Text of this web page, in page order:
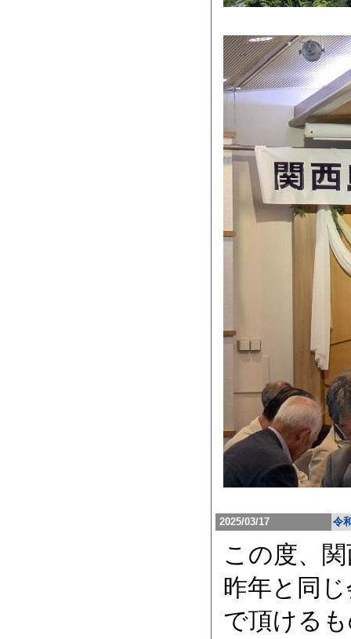
2025/03/17 令
この度、
昨年と同
で頂ける